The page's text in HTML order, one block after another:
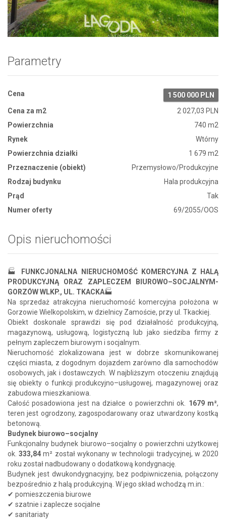
Zdjęcie 1
Parametry
Cena
1 500 000 PLN
Cena za m2
2 027,03 PLN
Powierzchnia
740 m2
Rynek
Wtórny
Powierzchnia działki
1 679 m2
Przeznaczenie (obiekt)
Przemysłowo/Produkcyjne
Rodzaj budynku
Hala produkcyjna
Prąd
Tak
Numer oferty
69/2055/OOS
Opis nieruchomości
🏭 FUNKCJONALNA NIERUCHOMOŚĆ KOMERCYJNA Z HALĄ
PRODUKCYJNĄ ORAZ ZAPLECZEM BIUROWO–SOCJALNYM-
GORZÓW WLKP., UL. TKACKA🏭
Na sprzedaż atrakcyjna nieruchomość komercyjna położona w
Gorzowie Wielkopolskim, w dzielnicy Zamoście, przy ul. Tkackiej.
Obiekt doskonale sprawdzi się pod działalność produkcyjną,
magazynową, usługową, logistyczną lub jako siedziba firmy z
pełnym zapleczem biurowym i socjalnym.
Nieruchomość zlokalizowana jest w dobrze skomunikowanej
części miasta, z dogodnym dojazdem zarówno dla samochodów
osobowych, jak i dostawczych. W najbliższym otoczeniu znajdują
się obiekty o funkcji produkcyjno–usługowej, magazynowej oraz
zabudowa mieszkaniowa.
Całość posadowiona jest na działce o powierzchni ok. 1679 m²,
teren jest ogrodzony, zagospodarowany oraz utwardzony kostką
betonową.
Budynek biurowo–socjalny
Funkcjonalny budynek biurowo–socjalny o powierzchni użytkowej
ok.333,84 m² został wykonany w technologii tradycyjnej, w 2020
roku został nadbudowany o dodatkową kondygnację.
Budynek jest dwukondygnacyjny, bez podpiwniczenia, połączony
bezpośrednio z halą produkcyjną. W jego skład wchodzą m.in.:
✔ pomieszczenia biurowe
✔ szatnie i zaplecze socjalne
✔ sanitariaty